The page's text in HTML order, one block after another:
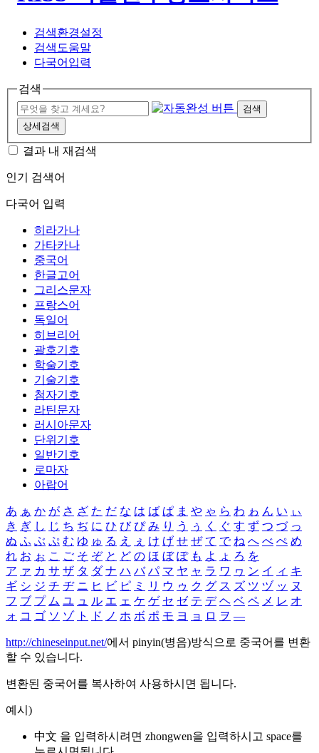
검색환경설정
검색도움말
다국어입력
검색
검색
상세검색
결과 내 재검색
인기 검색어
다국어 입력
히라가나
가타카나
중국어
한글고어
그리스문자
프랑스어
독일어
히브리어
괄호기호
학술기호
기술기호
첨자기호
라틴문자
러시아문자
단위기호
일반기호
로마자
아랍어
あ ぁ か が さ ざ た だ な は ば ぱ ま や ゃ ら わ ゎ ん い ぃ
き ぎ し じ ち ぢ に ひ び ぴ み り う ぅ く ぐ す ず つ づ っ
ぬ ふ ぶ ぷ む ゆ ゅ る え ぇ け げ せ ぜ て で ね へ べ ぺ め
れ お ぉ こ ご そ ぞ と ど の ほ ぼ ぽ も よ ょ ろ を
ア ァ カ サ ザ タ ダ ナ ハ バ パ マ ヤ ャ ラ ワ ヮ ン イ ィ キ
ギ シ ジ チ ヂ ニ ヒ ビ ピ ミ リ ウ ゥ ク グ ス ズ ツ ヅ ッ ヌ
フ ブ プ ム ユ ュ ル エ ェ ケ ゲ セ ゼ テ デ ヘ ベ ペ メ レ オ
ォ コ ゴ ソ ゾ ト ド ノ ホ ボ ポ モ ヨ ョ ロ ヲ ―
http://chineseinput.net/에서 pinyin(병음)방식으로 중국어를 변환
할 수 있습니다.
변환된 중국어를 복사하여 사용하시면 됩니다.
예시)
中文 을 입력하시려면 zhongwen을 입력하시고 space를